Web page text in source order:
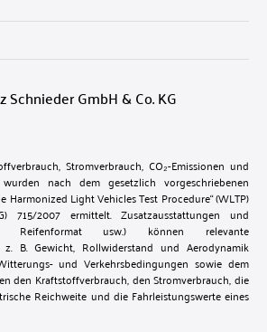
GmbH & Co. KG
Stromverbrauch, CO₂-Emissionen und
nach dem gesetzlich vorgeschriebenen
Harmonized Light Vehicles Test Procedure“ (WLTP)
715/2007 ermittelt. Zusatzausstattungen und
Reifenformat usw.) können relevante
z. B. Gewicht, Rollwiderstand und Aerodynamik
und Verkehrsbedingungen sowie dem
den Kraftstoffverbrauch, den Stromverbrauch, die
Reichweite und die Fahrleistungswerte eines